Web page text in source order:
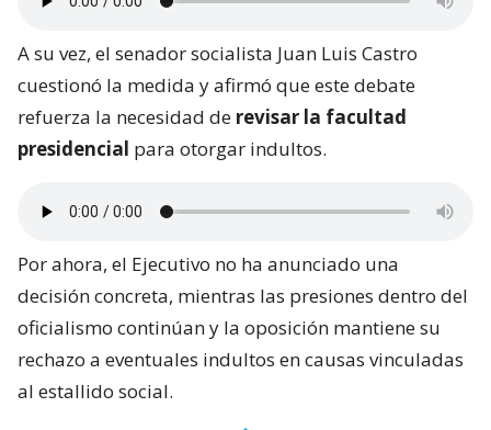
A su vez, el senador socialista Juan Luis Castro
cuestionó la medida y afirmó que este debate
refuerza la necesidad de revisar la facultad
presidencial para otorgar indultos.
Por ahora, el Ejecutivo no ha anunciado una
decisión concreta, mientras las presiones dentro del
oficialismo continúan y la oposición mantiene su
rechazo a eventuales indultos en causas vinculadas
al estallido social.